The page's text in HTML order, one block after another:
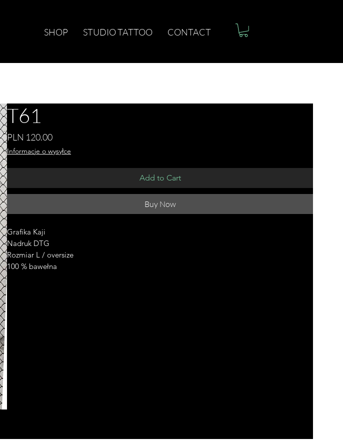
SHOP STUDIO TATTOO CONTACT
T61
PLN 120.00Price
Informacje o wysyłce
Add to Cart
Buy Now
Grafika Kaji
Nadruk DTG
Rozmiar L / oversize
100 % bawełna